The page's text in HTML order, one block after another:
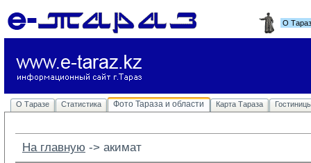
О
О Таразе Статистика Фото Тараза и области Карта Тараза
На главную -> акимат